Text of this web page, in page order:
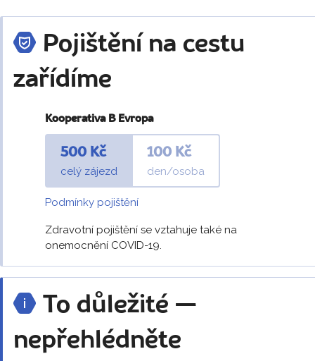
Pojištění na cestu
zařídíme
Kooperativa B Evropa
500 Kč
celý zájezd
100 Kč
den/osoba
Podmínky pojištění
Zdravotní pojištění se vztahuje také na
onemocnění COVID-19.
To důležité —
nepřehlédněte